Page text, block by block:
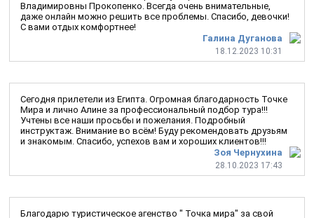
Галина Дуганова
18.12.2023 10:31
Владимировны Прокопенко. Всегда очень внимательные,
даже онлайн можно решить все проблемы. Спасибо, девочки!
С вами отдых комфортнее!
Зоя Чернухина
28.10.2023 17:43
Сегодня прилетели из Египта. Огромная благодарность Точке
Мира и лично Алине за профессиональный подбор тура!!!
Учтены все наши просьбы и пожелания. Подробный
инструктаж. Внимание во всём! Буду рекомендовать друзьям
и знакомым. Спасибо, успехов вам и хороших клиентов!!!
Благодарю туристическое агенство " Точка мира" за свой